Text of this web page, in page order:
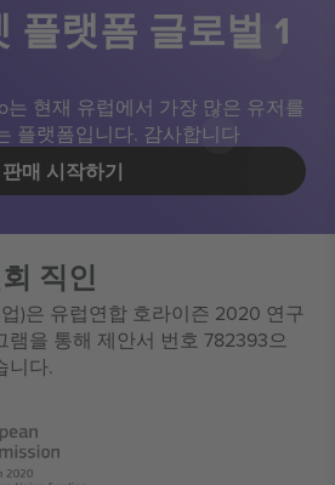
플랫폼 글로벌 1
는 현재 유럽에서 가장 많은 유저를
플랫폼입니다. 감사합니다
판매 시작하기
직인
)은 유럽연합 호라이즌 2020 연구
램을 통해 제안서 번호 782393으
니다.